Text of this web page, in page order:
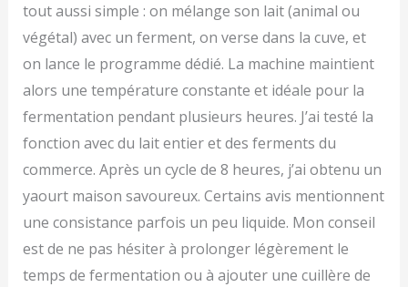
tout aussi simple : on mélange son lait (animal ou
végétal) avec un ferment, on verse dans la cuve, et
on lance le programme dédié. La machine maintient
alors une température constante et idéale pour la
fermentation pendant plusieurs heures. J’ai testé la
fonction avec du lait entier et des ferments du
commerce. Après un cycle de 8 heures, j’ai obtenu un
yaourt maison savoureux. Certains avis mentionnent
une consistance parfois un peu liquide. Mon conseil
est de ne pas hésiter à prolonger légèrement le
temps de fermentation ou à ajouter une cuillère de